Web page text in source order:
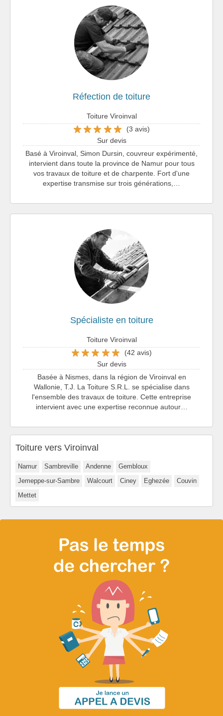
Réfection de toiture
Toiture Viroinval
(3 avis)
Sur devis
Basé à Viroinval, Simon Dursin, couvreur expérimenté,
intervient dans toute la province de Namur pour tous
vos travaux de toiture et de charpente. Fort d'une
expertise transmise sur trois générations,…
Spécialiste en toiture
Toiture Viroinval
(42 avis)
Sur devis
Basée à Nismes, dans la région de Viroinval en
Wallonie, T.J. La Toiture S.R.L. se spécialise dans
l'ensemble des travaux de toiture. Cette entreprise
intervient avec une expertise reconnue autour…
Toiture vers Viroinval
Namur Sambreville Andenne
Gembloux
Jemeppe-sur-Sambre
Walcourt Ciney Eghezée
Couvin
Mettet